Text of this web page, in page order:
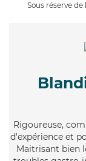
Sous réserve
Rigoureuse,
d'expérience et
Maitrisant bien